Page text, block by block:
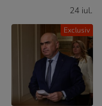
Exclusiv
24 iul.